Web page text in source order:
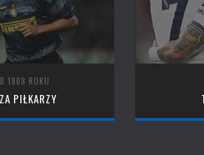
1908 ROKU
PIŁKARZY